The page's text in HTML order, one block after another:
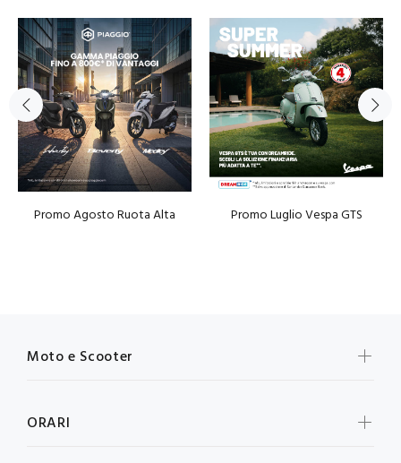
Promo Agosto Ruota Alta Promo Luglio Vespa GTS
Moto e Scooter
ORARI